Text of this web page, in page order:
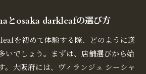
とosaka darkleafの選び方
を初めて体験する際、どのように選
いでしょう。まずは、店舗選びから始
。大阪府には、ヴィランジュ シーシャ